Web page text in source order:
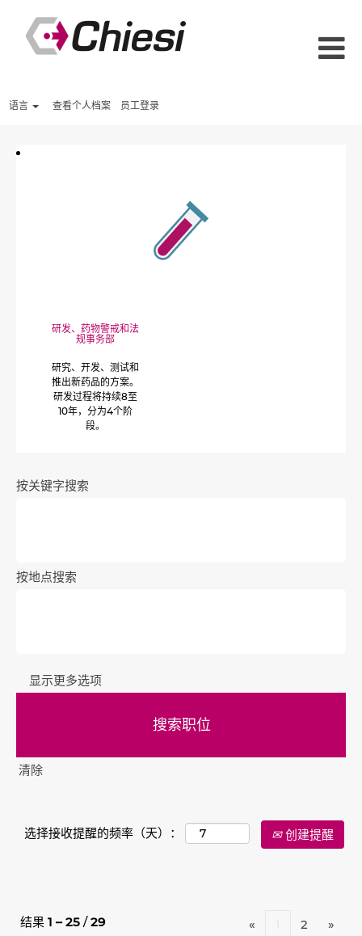
语言 查看个人档案 员工登录
研发、药物警戒和法
规事务部
研究、开发、测试和
推出新药品的方案。
研发过程将持续8至
10年，分为4个阶
段。
按关键字搜索
按地点搜索
显示更多选项
清除
选择接收提醒的频率（天）： 创建提醒
结果 1 – 25 /29 « 2 »